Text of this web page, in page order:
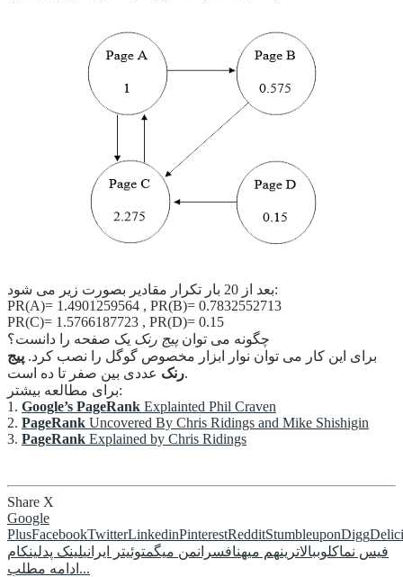
بعد از 20 بار تکرار مقادیر بصورت زیر می شود:
PR(A)= 1.4901259564 , PR(B)= 0.7832552713
PR(C)= 1.5766187723 , PR(D)= 0.15
چگونه می توان پیج رنک یک صفحه را دانست؟
برای این کار می توان نوار ابزار مخصوص گوگل را نصب کرد. پیج
رنکعددی بین صفر تا ده است.
برای مطالعه بیشتر:
1. Google’s PageRank Explainted Phil Craven
2. PageRank Uncovered By Chris Ridings and Mike Shishigin
3. PageRank Explained by Chris Ridings
Share X
Google
PlusFacebookTwitterLinkedinPinterestRedditStumbleuponDigg
فیس نماکلوببالاترینهم میهنافسرانمن میگمتوئیتر ایرانیلینک پدلینکام
ادامه مطلب...